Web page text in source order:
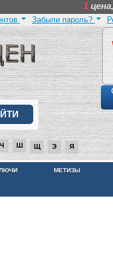
1 цена,
Забыли пароль?
Ч Ш Щ Э Я
МЕТИЗЫ